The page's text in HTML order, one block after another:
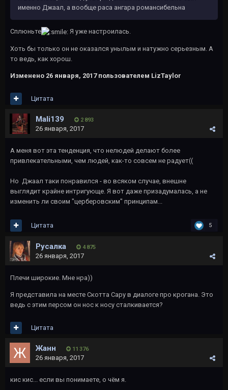
именно Джаал, а вообще раса ангара романсибельна
Сплюньте Я уже настроилась.
Хоть бы только он не оказался унылым и натужно серьезным. А
то ведь, как хорош.
Изменено 26 января, 2017пользователем LizTaylor
Цитата
Mali139 2 893
26 января, 2017
А меня вот эта тенденция, что нелюдей делают более
привлекательными, чем людей, как-то совсем не радует((
Но Джаал таки понравился - во всяком случае, внешне
выглядит крайне интригующе. Я вот даже призадумалась, а не
изменить ли своим "церберовским" принципам...
5
Цитата
Русалка 4 875
26 января, 2017
Плечи широкие. Мне нра))
Я представила на месте Скотта Сару в диалоге про крогана. Это
ведь с этим персом он нос к носу сталкивается?
Цитата
Жанн 11 376
26 января, 2017
кис кис... если вы понимаете, о чём я.